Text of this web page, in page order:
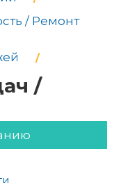
/ Ремонт
/